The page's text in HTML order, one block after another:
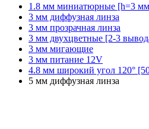
1.8 мм миниатюрные [h=3
3 мм диффузная линза
3 мм прозрачная линза
3 мм двухцветные [2-3
3 мм мигающие
3 мм питание 12V
4.8 мм широкий угол 120°
5 мм диффузная линза